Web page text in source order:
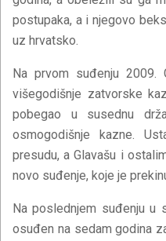
postupaka, a i njegovo
uz hrvatsko.
Na prvom suđenju
višegodišnje zatvorske
pobegao u susednu
osmogodišnje kazne.
presudu, a Glavašu i
novo suđenje, koje je
Na poslednjem suđenju u
osuđen na sedam godina